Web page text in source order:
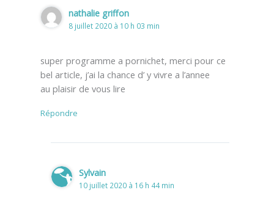
nathalie griffon
8 juillet 2020 à 10 h 03 min
super programme a pornichet, merci pour ce
bel article, j’ai la chance d’ y vivre a l’annee
au plaisir de vous lire
Répondre
Sylvain
10 juillet 2020 à 16 h 44 min